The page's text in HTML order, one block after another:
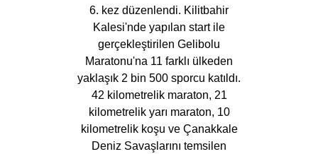
6. kez düzenlendi. Kilitbahir
Kalesi'nde yapılan start ile
gerçekleştirilen Gelibolu
Maratonu'na 11 farklı ülkeden
yaklaşık 2 bin 500 sporcu katıldı.
42 kilometrelik maraton, 21
kilometrelik yarı maraton, 10
kilometrelik koşu ve Çanakkale
Deniz Savaşlarını temsilen